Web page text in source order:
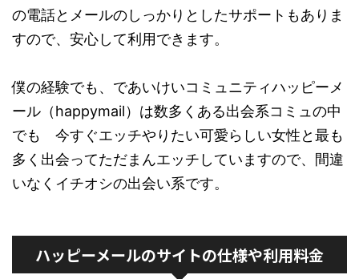
の電話とメールのしっかりとしたサポートもありま
すので、安心して利用できます。
僕の経験でも、であいけいコミュニティハッピーメ
ール（happymail）は数多くある出会系コミュの中
でも 今すぐエッチやりたい可愛らしい女性と最も
多く出会ってただまんエッチしていますので、間違
いなくイチオシの出会い系です。
ハッピーメールのサイトの仕様や利用料金